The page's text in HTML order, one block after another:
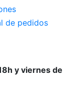
de pedidos
y viernes de